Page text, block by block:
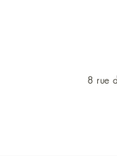
8 rue